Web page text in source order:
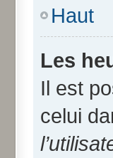
Haut
Les
Il est
celui